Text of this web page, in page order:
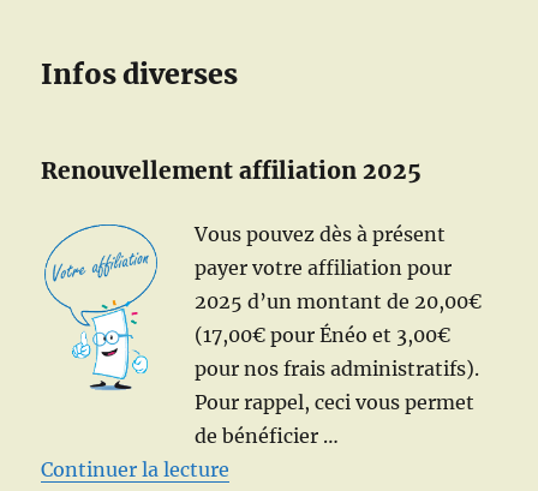
Infos diverses
Renouvellement affiliation 2025
Vous pouvez dès à présent
payer votre affiliation pour
2025 d’un montant de 20,00€
(17,00€ pour Énéo et 3,00€
pour nos frais administratifs).
Pour rappel, ceci vous permet
de bénéficier …
Continuer la lecture